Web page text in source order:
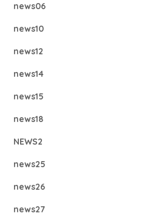
news06
news10
news12
news14
news15
news18
NEWS2
news25
news26
news27